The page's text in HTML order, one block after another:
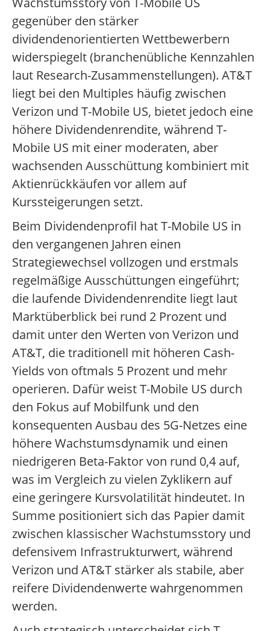
gegenüber den stärker
dividendenorientierten Wettbewerbern
widerspiegelt (branchenübliche Kennzahlen
laut Research-Zusammenstellungen). AT&T
liegt bei den Multiples häufig zwischen
Verizon und T-Mobile US, bietet jedoch eine
höhere Dividendenrendite, während T-
Mobile US mit einer moderaten, aber
wachsenden Ausschüttung kombiniert mit
Aktienrückkäufen vor allem auf
Kurssteigerungen setzt.
Beim Dividendenprofil hat T-Mobile US in
den vergangenen Jahren einen
Strategiewechsel vollzogen und erstmals
regelmäßige Ausschüttungen eingeführt;
die laufende Dividendenrendite liegt laut
Marktüberblick bei rund 2 Prozent und
damit unter den Werten von Verizon und
AT&T, die traditionell mit höheren Cash-
Yields von oftmals 5 Prozent und mehr
operieren. Dafür weist T-Mobile US durch
den Fokus auf Mobilfunk und den
konsequenten Ausbau des 5G-Netzes eine
höhere Wachstumsdynamik und einen
niedrigeren Beta-Faktor von rund 0,4 auf,
was im Vergleich zu vielen Zyklikern auf
eine geringere Kursvolatilität hindeutet. In
Summe positioniert sich das Papier damit
zwischen klassischer Wachstumsstory und
defensivem Infrastrukturwert, während
Verizon und AT&T stärker als stabile, aber
reifere Dividendenwerte wahrgenommen
werden.